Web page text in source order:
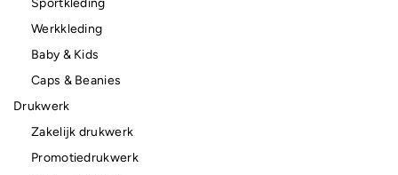
Werkkleding
Baby & Kids
Caps & Beanies
Drukwerk
Zakelijk drukwerk
Promotiedrukwerk